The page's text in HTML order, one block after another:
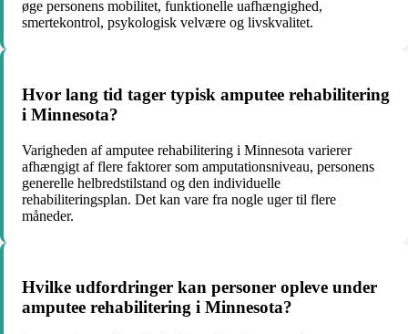
øge personens mobilitet, funktionelle uafhængighed,
smertekontrol, psykologisk velvære og livskvalitet.
Hvor lang tid tager typisk amputee rehabilitering
i Minnesota?
Varigheden af amputee rehabilitering i Minnesota varierer
afhængigt af flere faktorer som amputationsniveau, personens
generelle helbredstilstand og den individuelle
rehabiliteringsplan. Det kan vare fra nogle uger til flere
måneder.
Hvilke udfordringer kan personer opleve under
amputee rehabilitering i Minnesota?